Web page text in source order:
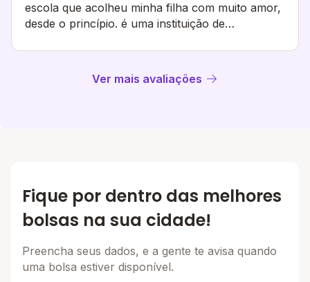
escola que acolheu minha filha com muito amor,
desde o princípio. é uma instituição de
muito grata pelo desenvolvimento da minha filha.
Ver mais avaliações
Fique por dentro das melhores
bolsas na sua cidade!
Preencha seus dados, e a gente te avisa quando
uma bolsa estiver disponível.